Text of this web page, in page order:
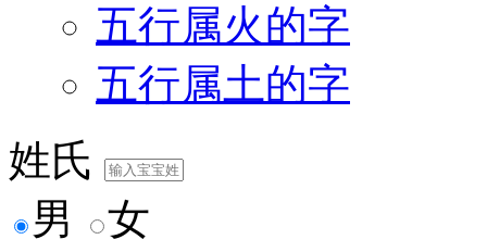
五行属火的字
五行属土的字
姓氏
男
女